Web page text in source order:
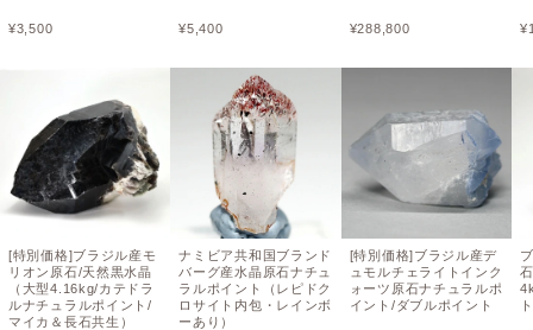
¥3,500
[特別価格]ブラジル産モ
リオン原石/天然黒水晶
（大型4.16kg/カテドラ
ルナチュラルポイント/
マイカ＆長石共生）
¥5,400
ナミビア共和国ブランド
バーグ産水晶原石ナチュ
ラルポイント（レピドク
ロサイト内包・レインボ
ーあり）
¥288,800
[特別価格]ブラジル産デ
ュモルチェライトインク
ォーツ原石ナチュラルポ
イント/ダブルポイント
¥